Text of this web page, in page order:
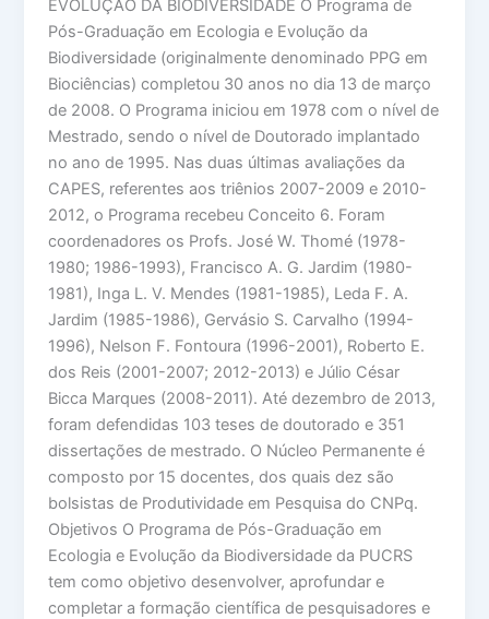
EVOLUÇÃO DA BIODIVERSIDADE O Programa de
Pós-Graduação em Ecologia e Evolução da
Biodiversidade (originalmente denominado PPG em
Biociências) completou 30 anos no dia 13 de março
de 2008. O Programa iniciou em 1978 com o nível de
Mestrado, sendo o nível de Doutorado implantado
no ano de 1995. Nas duas últimas avaliações da
CAPES, referentes aos triênios 2007-2009 e 2010-
2012, o Programa recebeu Conceito 6. Foram
coordenadores os Profs. José W. Thomé (1978-
1980; 1986-1993), Francisco A. G. Jardim (1980-
1981), Inga L. V. Mendes (1981-1985), Leda F. A.
Jardim (1985-1986), Gervásio S. Carvalho (1994-
1996), Nelson F. Fontoura (1996-2001), Roberto E.
dos Reis (2001-2007; 2012-2013) e Júlio César
Bicca Marques (2008-2011). Até dezembro de 2013,
foram defendidas 103 teses de doutorado e 351
dissertações de mestrado. O Núcleo Permanente é
composto por 15 docentes, dos quais dez são
bolsistas de Produtividade em Pesquisa do CNPq.
Objetivos O Programa de Pós-Graduação em
Ecologia e Evolução da Biodiversidade da PUCRS
tem como objetivo desenvolver, aprofundar e
completar a formação científica de pesquisadores e